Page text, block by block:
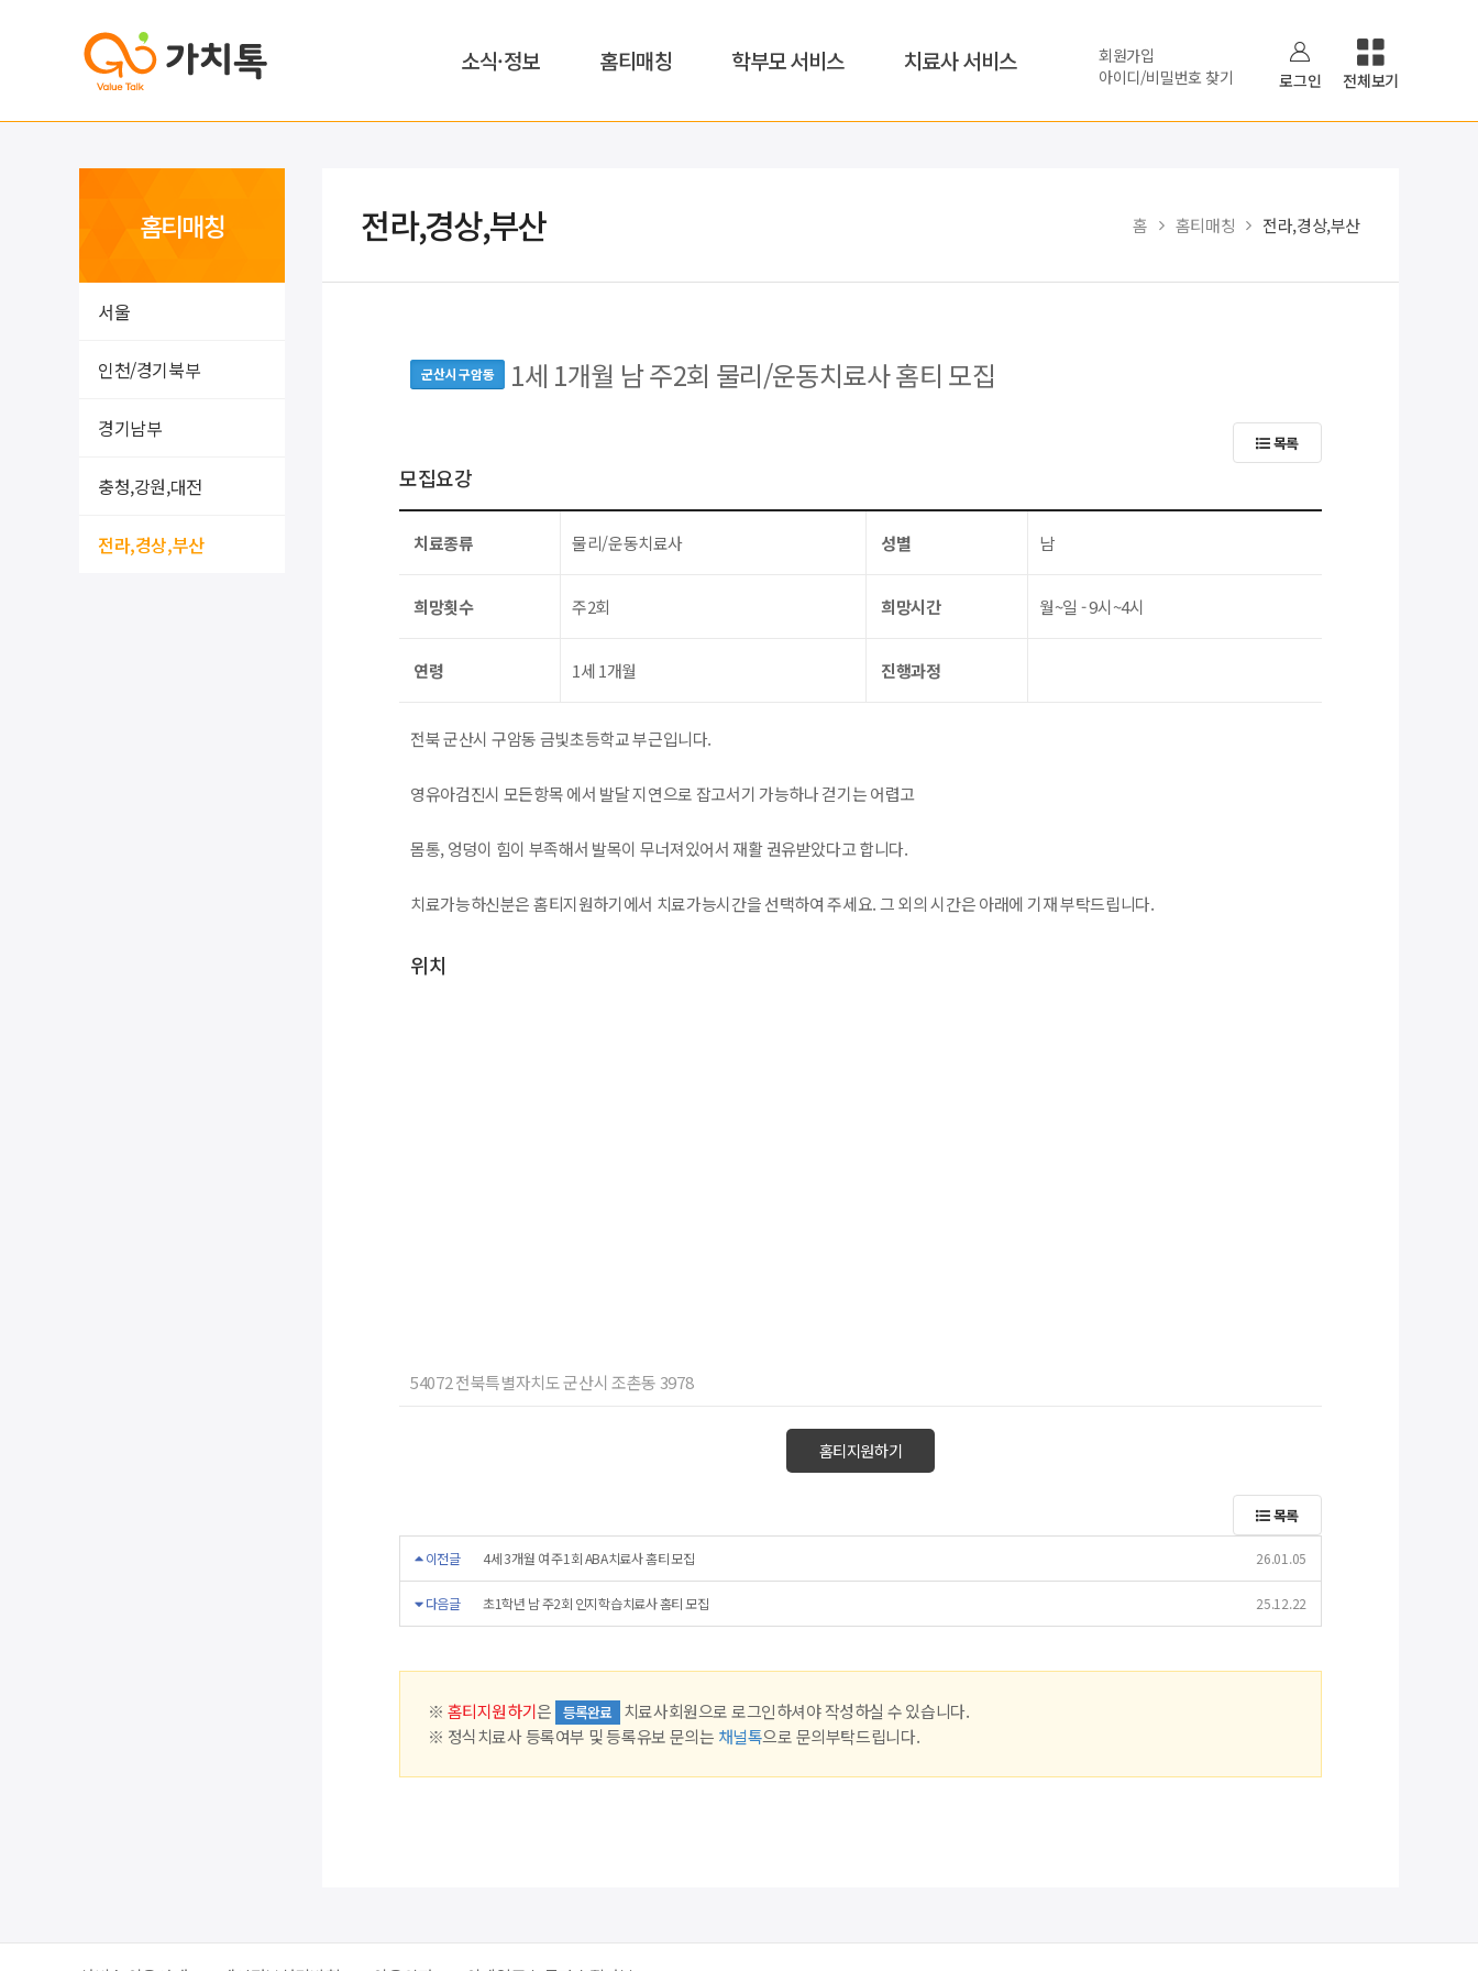
소식·정보 홈티매칭 학부모 서비스 치료사 서비스
회원가입
아이디/비밀번호 찾기
로그인 전체보기
홈티매칭
서울
인천/경기북부
경기남부
충청,강원,대전
전라,경상,부산
전라,경상,부산 홈 홈티매칭 전라,경상,부산
군산시 구암동 1세 1개월 남 주2회 물리/운동치료사 홈티 모집
목록
모집요강
치료종류 물리/운동치료사 성별 남
희망횟수 주2회 희망시간 월~일 - 9시~4시
연령 1세 1개월 진행과정
전북 군산시 구암동 금빛초등학교 부근입니다.
영유아검진시 모든항목 에서 발달 지연으로 잡고서기 가능하나 걷기는 어렵고
몸통, 엉덩이 힘이 부족해서 발목이 무너져있어서 재활 권유받았다고 합니다.
치료가능하신분은 홈티지원하기에서 치료가능시간을 선택하여 주세요. 그 외의 시간은 아래에 기재 부탁드립니다.
위치
54072 전북특별자치도 군산시 조촌동 3978
홈티지원하기
목록
이전글 4세 3개월 여 주1회 ABA치료사 홈티 모집 26.01.05
다음글 초1학년 남 주2회 인지학습치료사 홈티 모집 25.12.22
※ 홈티지원하기은 등록완료
치료사회원으로 로그인하셔야 작성하실 수 있습니다.
※ 정식치료사 등록여부 및 등록유보 문의는 채널톡으로 문의부탁드립니다.